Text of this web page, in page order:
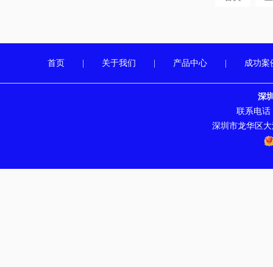
首页 关于我们 产品中心 成功案
深
联系电话
深圳市龙华区